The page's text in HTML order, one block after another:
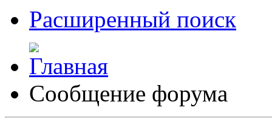
Расширенный поиск
Сообщение форума